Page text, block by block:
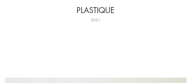
PLASTIQUE
2021